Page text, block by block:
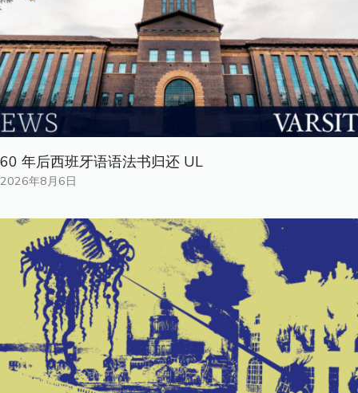
60 年后西班牙语语法书归还 UL
2026年8月6日